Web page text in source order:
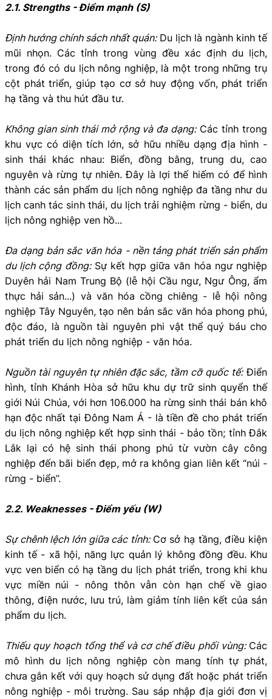
2.1. Strengths - Điểm mạnh (S)
Định hướng chính sách nhất quán: Du lịch là ngành kinh tế
mũi nhọn. Các tỉnh trong vùng đều xác định du lịch,
trong đó có du lịch nông nghiệp, là một trong những trụ
cột phát triển, giúp tạo cơ sở huy động vốn, phát triển
hạ tầng và thu hút đầu tư.
Không gian sinh thái mở rộng và đa dạng:Các tỉnh trong
khu vực có diện tích lớn, sở hữu nhiều dạng địa hình -
sinh thái khác nhau: Biển, đồng bằng, trung du, cao
nguyên và rừng tự nhiên. Đây là lợi thế hiếm có để hình
thành các sản phẩm du lịch nông nghiệp đa tầng như du
lịch canh tác sinh thái, du lịch trải nghiệm rừng - biển, du
lịch nông nghiệp ven hồ...
Đa dạng bản sắc văn hóa - nền tảng phát triển sản phẩm
du lịch cộng đồng:Sự kết hợp giữa văn hóa ngư nghiệp
Duyên hải Nam Trung Bộ (lễ hội Cầu ngư, Ngư Ông, ẩm
thực hải sản...) và văn hóa cồng chiêng - lễ hội nông
nghiệp Tây Nguyên, tạo nên bản sắc văn hóa phong phú,
độc đáo, là nguồn tài nguyên phi vật thể quý báu cho
phát triển du lịch nông nghiệp - văn hóa.
Nguồn tài nguyên tự nhiên đặc sắc, tầm cỡ quốc tế:Điển
hình, tỉnh Khánh Hòa sở hữu khu dự trữ sinh quyển thế
giới Núi Chúa, với hơn 106.000 ha rừng sinh thái bán khô
hạn độc nhất tại Đông Nam Á - là tiền đề cho phát triển
du lịch nông nghiệp kết hợp sinh thái - bảo tồn; tỉnh Đắk
Lắk lại có hệ sinh thái phong phú từ vườn cây công
nghiệp đến bãi biển đẹp, mở ra không gian liên kết “núi -
rừng - biển”.
2.2. Weaknesses - Điểm yếu (W)
Sự chênh lệch lớn giữa các tỉnh: Cơ sở hạ tầng, điều kiện
kinh tế - xã hội, năng lực quản lý không đồng đều. Khu
vực ven biển có hạ tầng du lịch phát triển, trong khi khu
vực miền núi - nông thôn vẫn còn hạn chế về giao
thông, điện nước, lưu trú, làm giảm tính liên kết của sản
phẩm du lịch.
Thiếu quy hoạch tổng thể và cơ chế điều phối vùng: Các
mô hình du lịch nông nghiệp còn mang tính tự phát,
chưa gắn kết với quy hoạch sử dụng đất hoặc phát triển
nông nghiệp - môi trường. Sau sáp nhập địa giới đơn vị